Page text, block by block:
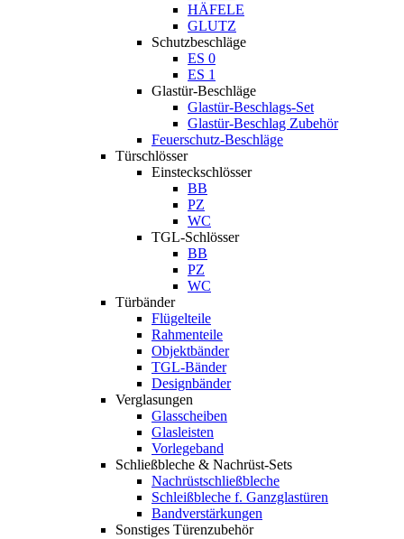
HÄFELE
GLUTZ
Schutzbeschläge
ES 0
ES 1
Glastür-Beschläge
Glastür-Beschlags-Set
Glastür-Beschlag Zubehör
Feuerschutz-Beschläge
Türschlösser
Einsteckschlösser
BB
PZ
WC
TGL-Schlösser
BB
PZ
WC
Türbänder
Flügelteile
Rahmenteile
Objektbänder
TGL-Bänder
Designbänder
Verglasungen
Glasscheiben
Glasleisten
Vorlegeband
Schließbleche & Nachrüst-Sets
Nachrüstschließbleche
Schleißbleche f. Ganzglastüren
Bandverstärkungen
Sonstiges Türenzubehör